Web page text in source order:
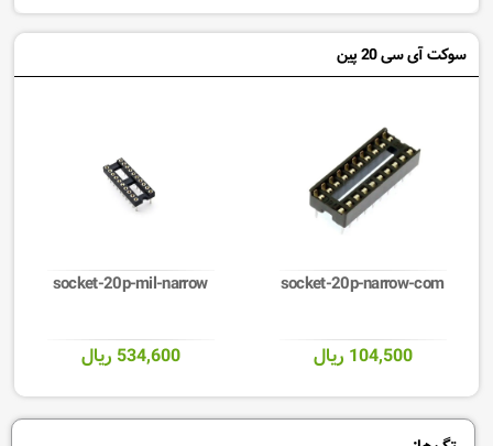
سوکت آی سی 20 پین
socket-20p-mil-narrow
534,600 ریال
socket-20p-narrow-com
104,500 ریال